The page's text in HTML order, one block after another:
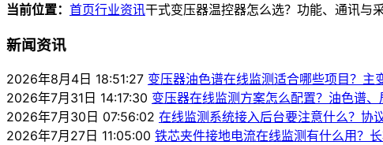
当前位置： 首页行业资讯干式变压器温控器怎么选？功能、通讯与
新闻资讯
2026年8月4日 18:51:27 变压器油色谱在线监测适合哪些项目？主
2026年7月31日 14:17:30 变压器在线监测方案怎么配置？油色谱
2026年7月30日 07:56:02 在线监测系统接入后台要注意什么？协
2026年7月27日 11:05:00 铁芯夹件接地电流在线监测有什么用？